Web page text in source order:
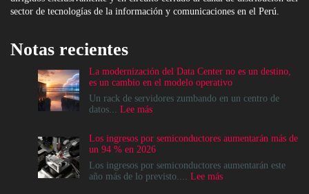
sector de tecnologías de la información y comunicaciones en el Perú.
Notas recientes
La modernización del Data Center no es un destino,
es un cambio en el modelo operativo
Un rack de servidores zumbando en un centro de
datos... Lee más:
del
Data
Center
no
Los ingresos por semiconductores aumentarán más de
un 94 % en 2026
Los ingresos por semiconductores aumentarán este
año más de lo previsto.... Lee más: